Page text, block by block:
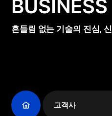
BUSINESS
흔들림 없는 기술의 진심,
고객사